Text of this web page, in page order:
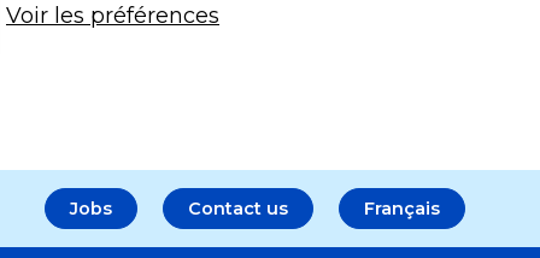
Voir les préférences
Jobs Contact us Français